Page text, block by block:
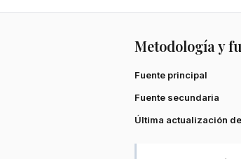
Metodología y
Fuente principal
Fuente secundaria
Última actualización